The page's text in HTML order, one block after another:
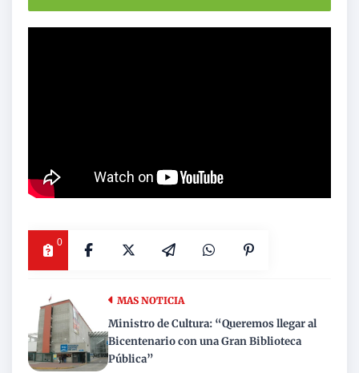
0
MAS NOTICIA
Ministro de Cultura: “Queremos llegar al
Bicentenario con una Gran Biblioteca
Pública”